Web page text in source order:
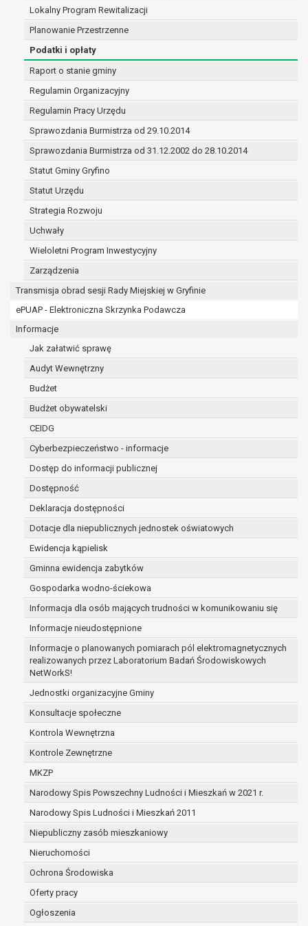
Lokalny Program Rewitalizacji
Planowanie Przestrzenne
Podatki i opłaty
Raport o stanie gminy
Regulamin Organizacyjny
Regulamin Pracy Urzędu
Sprawozdania Burmistrza od 29.10.2014
Sprawozdania Burmistrza od 31.12.2002 do 28.10.2014
Statut Gminy Gryfino
Statut Urzędu
Strategia Rozwoju
Uchwały
Wieloletni Program Inwestycyjny
Zarządzenia
Transmisja obrad sesji Rady Miejskiej w Gryfinie
ePUAP - Elektroniczna Skrzynka Podawcza
Informacje
Jak załatwić sprawę
Audyt Wewnętrzny
Budżet
Budżet obywatelski
CEIDG
Cyberbezpieczeństwo - informacje
Dostęp do informacji publicznej
Dostępność
Deklaracja dostępności
Dotacje dla niepublicznych jednostek oświatowych
Ewidencja kąpielisk
Gminna ewidencja zabytków
Gospodarka wodno-ściekowa
Informacja dla osób mających trudności w komunikowaniu się
Informacje nieudostępnione
Informacje o planowanych pomiarach pól elektromagnetycznych
realizowanych przez Laboratorium Badań Środowiskowych
NetWorkS!
Jednostki organizacyjne Gminy
Konsultacje społeczne
Kontrola Wewnętrzna
Kontrole Zewnętrzne
MKZP
Narodowy Spis Powszechny Ludności i Mieszkań w 2021 r.
Narodowy Spis Ludności i Mieszkań 2011
Niepubliczny zasób mieszkaniowy
Nieruchomości
Ochrona Środowiska
Oferty pracy
Ogłoszenia
(merytorycznych), a także obowiązków i
zadań zleconych przez instytucje
nadrzędne wobec Gminy;
zawarcia i realizacji umów;
ochrony żywotnych interesów osoby, której
dane dotyczą, lub innej osoby fizycznej;
wykonania zadania realizowanego w
interesie publicznym lub w ramach
sprawowania władzy publicznej
powierzonej administratorowi;
w pozostałych przypadkach dane osobowe
przetwarzane są wyłącznie na podstawie
wcześniej udzielonej zgody w zakresie i celu
określonym w treści zgody.
W związku z przetwarzaniem danych w celu
wskazanym w pkt. 3, dane osobowe mogą być
udostępniane innym upoważnionym odbiorcom lub
kategoriom odbiorców danych osobowych.
Odbiorcami mogą być:
podmioty, które przetwarzają dane
osobowe w imieniu administratora na
osobowych;
podmioty upoważnione do odbioru danych
przepisów prawa.
Pani/Pana dane osobowe będą przetwarzane
przez okres niezbędny do realizacji celu dla jakiego
zostały zebrane oraz zgodnie z terminami
archiwizacji określonymi przez przepisy prawa
powszechnie obowiązującego.
W przypadku, gdy dane osobowe przetwarzane są
na podstawie zgody osoby, której dane dotyczą
przetwarzanie odbywa się do czasu wycofania tej
zgody.
W przypadku, gdy dane osobowe przetwarzane są
w celu zawarcia i realizacji umowy przetwarzanie
odbywa się przez okres niezbędny do realizacji
zawartej umowy, a po tym czasie w zakresie
wymaganym przez przepisy prawa lub dla
zabezpieczenia ewentualnych roszczeń, a w
przypadku wyrażenia zgody na przetwarzanie
danych po zakończeniu i rozliczeniu umowy, do
czasu wycofania tej zgody.
Ponadto w przypadku umów o dofinansowanie
dane osobowe od momentu pozyskania
przechowywane są przez okres wynikający z
umowy o dofinansowanie zawartej między
beneficjentem a określoną instytucją, trwałości
danego projektu i konieczności zachowania
dokumentacji projektu do celów kontrolnych.
W związku z przetwarzaniem przez
administratora danych osobowych przysługuje
Pani/Panu:
prawo dostępu do treści danych oraz
otrzymywania ich kopii na podstawie art. 15
RODO;
podstawie art. 16 RODO,